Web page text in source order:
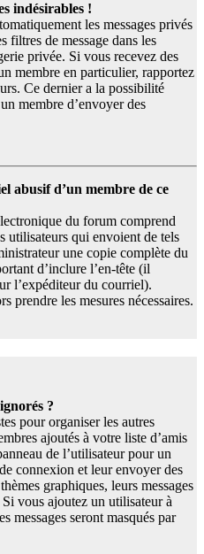
indésirables !
les messages privés
filtres de message dans les
privée. Si vous recevez des
membre en particulier, rapportez
Ce dernier a la possibilité
membre d’envoyer des
abusif d’un membre de ce
du forum comprend
utilisateurs qui envoient de tels
une copie complète du
d’inclure l’en-tête (il
l’expéditeur du courriel).
prendre les mesures nécessaires.
?
pour organiser les autres
ajoutés à votre liste d’amis
de l’utilisateur pour un
connexion et leur envoyer des
graphiques, leurs messages
vous ajoutez un utilisateur à
messages seront masqués par